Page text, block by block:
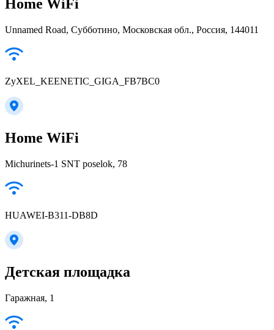
Home WiFi
Unnamed Road, Субботино, Московская обл., Россия, 144011
ZyXEL_KEENETIC_GIGA_FB7BC0
Home WiFi
Michurinets-1 SNT poselok, 78
HUAWEI-B311-DB8D
Детская площадка
Гаражная, 1